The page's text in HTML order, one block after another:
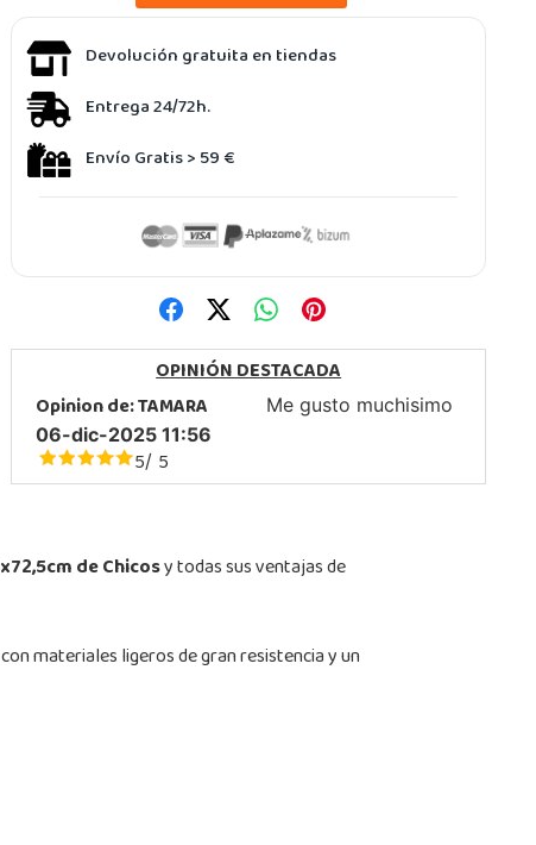
Devolución gratuita en tiendas
Entrega 24/72h.
Envío Gratis > 59 €
OPINIÓN DESTACADA
Opinion de:TAMARA
06-dic-2025 11:56
5/ 5
Me gusto muchisimo
de Chicosy todas sus ventajas de
materiales ligeros de gran resistencia y un